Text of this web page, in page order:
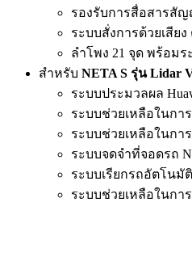
รองรับการสื่อสารสั
ระบบสั่งการด้วยเสีย
ลำโพง 21 จุด พร้อมระ
สำหรับ NETA S รุ่น Lidar
ระบบประมวลผล
ระบบช่วยเหลือในการ
ระบบช่วยเหลือในการ
ระบบจดจำที่จอดรถ
ระบบเรียกรถอัตโนมัติ
ระบบช่วยเหลือในกา